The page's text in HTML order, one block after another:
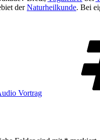
derNaturheilkunde. Bei
Vortrag